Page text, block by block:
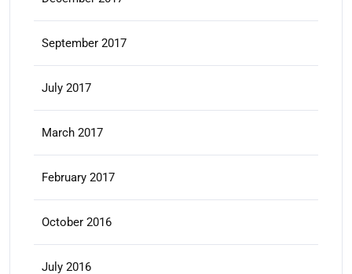
September 2017
July 2017
March 2017
February 2017
October 2016
July 2016